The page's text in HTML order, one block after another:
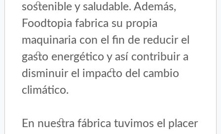
sostenible y saludable. Además,
Foodtopia fabrica su propia
maquinaria con el fin de reducir el
gasto energético y así contribuir a
disminuir el impacto del cambio
climático.
En nuestra fábrica tuvimos el placer